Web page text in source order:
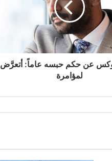
عن حكم حبسه عاماً: أتعرَّض
لمؤامرة